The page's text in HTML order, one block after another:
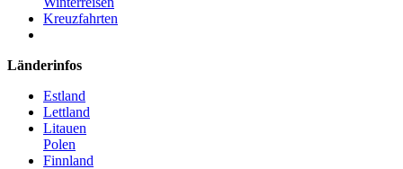
Kreuzfahrten
Länderinfos
Estland
Lettland
Litauen
Polen
Finnland